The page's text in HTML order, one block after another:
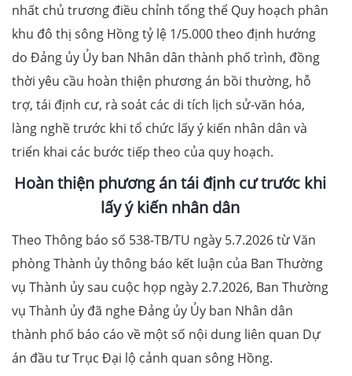
nhất chủ trương điều chỉnh tổng thể Quy hoạch phân
khu đô thị sông Hồng tỷ lệ 1/5.000 theo định hướng
do Đảng ủy Ủy ban Nhân dân thành phố trình, đồng
thời yêu cầu hoàn thiện phương án bồi thường, hỗ
trợ, tái định cư, rà soát các di tích lịch sử-văn hóa,
làng nghề trước khi tổ chức lấy ý kiến nhân dân và
triển khai các bước tiếp theo của quy hoạch.
Hoàn thiện phương án tái định cư trước khi
lấy ý kiến nhân dân
Theo Thông báo số 538-TB/TU ngày 5.7.2026 từ Văn
phòng Thành ủy thông báo kết luận của Ban Thường
vụ Thành ủy sau cuộc họp ngày 2.7.2026, Ban Thường
vụ Thành ủy đã nghe Đảng ủy Ủy ban Nhân dân
thành phố báo cáo về một số nội dung liên quan Dự
án đầu tư Trục Đại lộ cảnh quan sông Hồng.